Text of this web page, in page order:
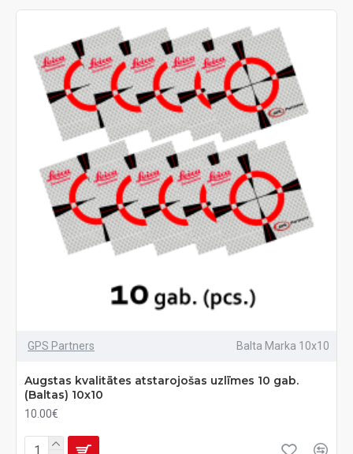
GPS Partners Balta Marka 10x10
Augstas kvalitātes atstarojošas uzlīmes 10 gab.
(Baltas) 10x10
10.00€